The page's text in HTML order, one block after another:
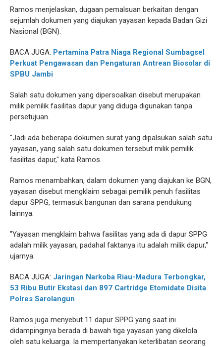
Ramos menjelaskan, dugaan pemalsuan berkaitan dengan
sejumlah dokumen yang diajukan yayasan kepada Badan Gizi
Nasional (BGN).
BACA JUGA: Pertamina Patra Niaga Regional Sumbagsel
Perkuat Pengawasan dan Pengaturan Antrean Biosolar di
SPBU Jambi
Salah satu dokumen yang dipersoalkan disebut merupakan
milik pemilik fasilitas dapur yang diduga digunakan tanpa
persetujuan.
"Jadi ada beberapa dokumen surat yang dipalsukan salah satu
yayasan, yang salah satu dokumen tersebut milik pemilik
fasilitas dapur," kata Ramos.
Ramos menambahkan, dalam dokumen yang diajukan ke BGN,
yayasan disebut mengklaim sebagai pemilik penuh fasilitas
dapur SPPG, termasuk bangunan dan sarana pendukung
lainnya.
"Yayasan mengklaim bahwa fasilitas yang ada di dapur SPPG
adalah milik yayasan, padahal faktanya itu adalah milik dapur,"
ujarnya.
BACA JUGA: Jaringan Narkoba Riau-Madura Terbongkar,
53 Ribu Butir Ekstasi dan 897 Cartridge Etomidate Disita
Polres Sarolangun
Ramos juga menyebut 11 dapur SPPG yang saat ini
didampinginya berada di bawah tiga yayasan yang dikelola
oleh satu keluarga. Ia mempertanyakan keterlibatan seorang